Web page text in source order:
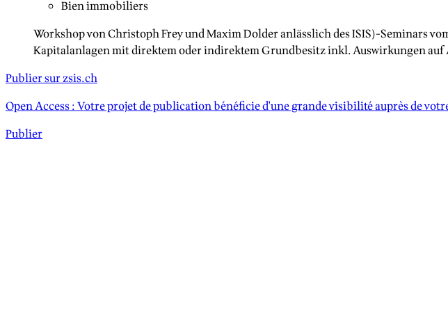
Bien immobiliers
Workshop von Christoph Frey und Maxim Dolder anlässlich des ISIS)-Seminars
Kapitalanlagen mit direktem oder indirektem Grundbesitz inkl. Auswirkungen
Publier sur zsis.ch
Open Access : Votre projet de publication bénéficie d'une grande visibilité auprès de
Publier